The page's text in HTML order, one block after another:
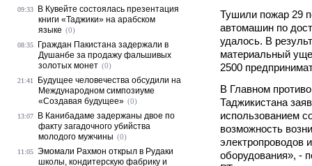
Тушили пожар 29
автомашин по
удалось. В
материальный
2500
В Главном
Таджикистана
использованием
возможность
электропроводов
оборудования», -
09:33
В Кувейте состоялась презентация
книги «Таджики» на арабском
языке (0)
08:35
Граждан Пакистана задержали в
Душанбе за продажу фальшивых
золотых монет (0)
21:41
Будущее человечества обсудили на
Международном симпозиуме
«Создавая будущее» (0)
13:07
В Канибадаме задержаны двое по
факту загадочного убийства
молодого мужчины (0)
11:05 Эмомали Рахмон открыл в Рудаки
школы, кондитерскую фабрику и